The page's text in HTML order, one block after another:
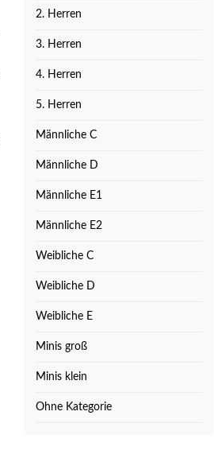
2. Herren
3. Herren
4. Herren
5. Herren
Männliche C
Männliche D
Männliche E1
Männliche E2
Weibliche C
Weibliche D
Weibliche E
Minis groß
Minis klein
Ohne Kategorie